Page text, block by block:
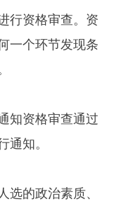
行资格审查。资
一个环节发现条
知资格审查通过
通知。
选的政治素质、